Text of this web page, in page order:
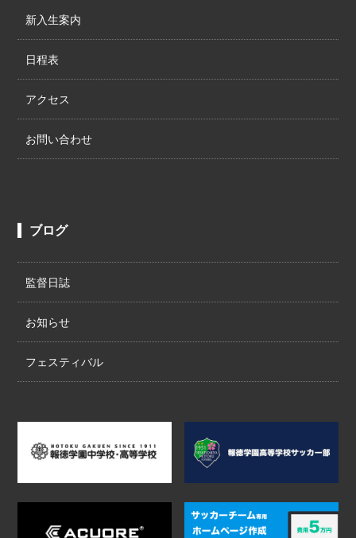
新入生案内
日程表
アクセス
お問い合わせ
ブログ
監督日誌
お知らせ
フェスティバル